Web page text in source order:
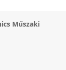
Műszaki